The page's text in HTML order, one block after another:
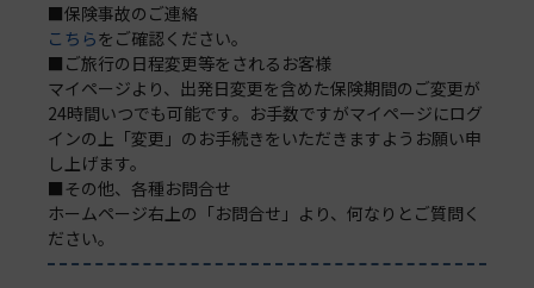
■保険事故のご連絡
こちらをご確認ください。
■ご旅行の日程変更等をされるお客様
マイページより、出発日変更を含めた保険期間のご変更が
24時間いつでも可能です。お手数ですがマイページにログ
インの上「変更」のお手続きをいただきますようお願い申
し上げます。
■その他、各種お問合せ
ホームページ右上の「お問合せ」より、何なりとご質問く
ださい。